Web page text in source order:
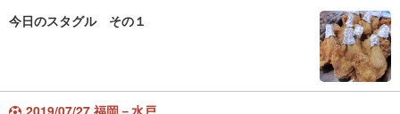
今日のスタグル その１
2019/07/27 福岡－水戸